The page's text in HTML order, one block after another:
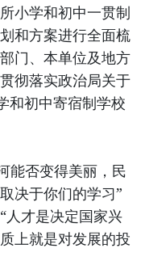
小学和初中一贯制
和方案进行全面梳
门、本单位及地方
彻落实政治局关于
和初中寄宿制学校
能否变得美丽，民
决于你们的学习”
人才是决定国家兴
上就是对发展的投